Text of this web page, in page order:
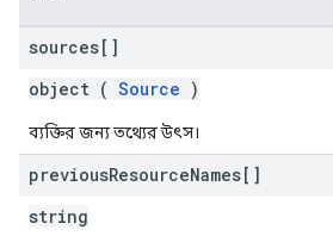
sources[]
object ( Source )
ব্যক্তির জন্য তথ্যের উৎস।
previousResourceNames[]
string